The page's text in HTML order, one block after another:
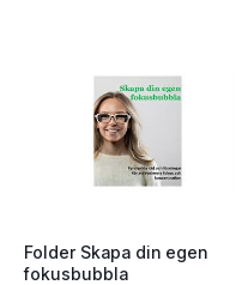
Folder Skapa din egen
fokusbubbla